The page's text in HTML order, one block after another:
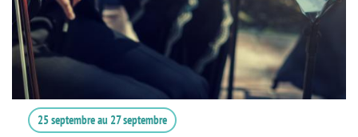
25 septembreau 27 septembre